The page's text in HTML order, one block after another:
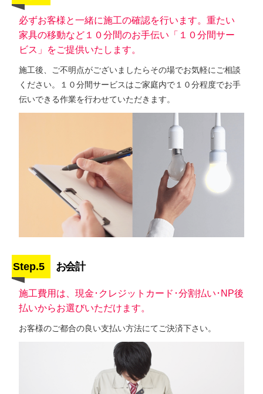
必ずお客様と一緒に施工の確認を行います。重たい
家具の移動など１０分間のお手伝い「１０分間サー
ビス」をご提供いたします。
施工後、ご不明点がございましたらその場でお気軽にご相談
ください。１０分間サービスはご家庭内で１０分程度でお手
伝いできる作業を行わせていただきます。
Step.5 お会計
施工費用は、現金･クレジットカード･分割払い･NP後
払いからお選びいただけます。
お客様のご都合の良い支払い方法にてご決済下さい。